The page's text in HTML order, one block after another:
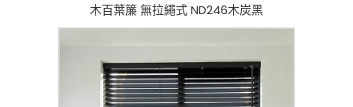
木百葉簾 無拉繩式 ND246木炭黑